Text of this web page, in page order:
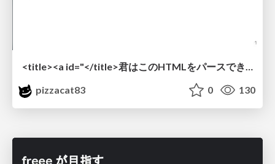
<title><a id="</title>君はこのHTMLをパースできるか"></a></title> #雑LT_study
pizzacat83
0 130